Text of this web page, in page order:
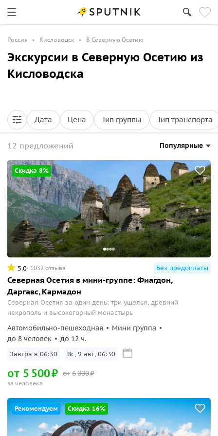
Россия Кисловодск В Северную Осетию
Экскурсии в Северную Осетию из
Кисловодска
Дата Цена Тип группы Тип транспорта
12 предложений Популярные
Скидка 8%
5.0 1032 отзыва Без предоплаты
Северная Осетия в мини-группе: Фиагдон,
Даргавс, Кармадон
Северная Осетия за один день: три ущелья, древний
некрополь и высокогорный монастырь
Автомобильно-пешеходная
Мини группа
до 8 человек
до 12 ч.
Завтра в 06:30 Вс, 9 авг, 06:30
от 6000₽
от 5 500₽
за человека
Рекомендуем Скидка 16%